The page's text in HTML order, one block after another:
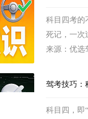
科目四考的
死记，一次
来源：优选
驾考技巧：
科目四，即